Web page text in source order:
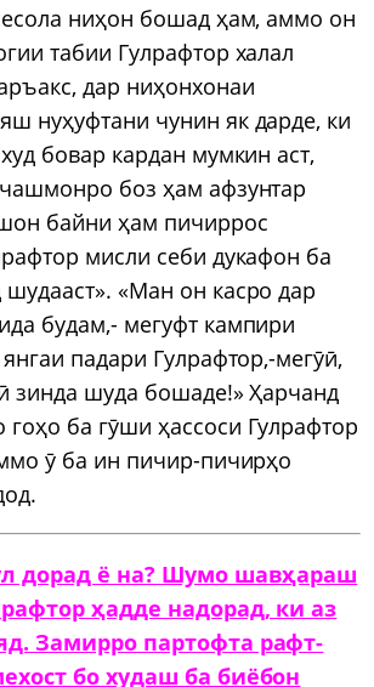
ниҳон бошад ҳам, аммо он
табии Гулрафтор халал
дар ниҳонхонаи
нуҳуфтани чунин як дарде, ки
бовар кардан мумкин аст,
боз ҳам афзунтар
байни ҳам пичиррос
мисли себи дукафон ба
«Ман он касро дар
будам,- мегуфт кампири
падари Гулрафтор,-мегӯӣ,
зинда шуда бошаде!» Ҳарчанд
ба гӯши ҳассоси Гулрафтор
ӯ ба ин пичир-пичирҳо
дорад ё на? Шумо шавҳараш
ҳадде надорад, ки аз
Замирро партофта рафт-
бо худаш ба биёбон